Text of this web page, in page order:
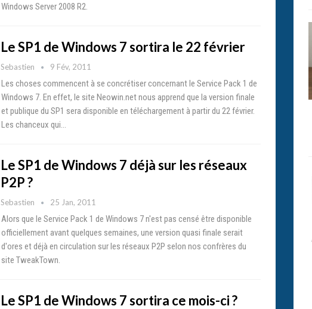
Windows Server 2008 R2.
Le SP1 de Windows 7 sortira le 22 février
Sebastien 9 Fév, 2011
Les choses commencent à se concrétiser concernant le Service Pack 1 de
Windows 7. En effet, le site Neowin.net nous apprend que la version finale
et publique du SP1 sera disponible en téléchargement à partir du 22 février.
Les chanceux qui…
Le SP1 de Windows 7 déjà sur les réseaux
P2P ?
Sebastien 25 Jan, 2011
Alors que le Service Pack 1 de Windows 7 n'est pas censé être disponible
officiellement avant quelques semaines, une version quasi finale serait
d'ores et déjà en circulation sur les réseaux P2P selon nos confrères du
site TweakTown.
Le SP1 de Windows 7 sortira ce mois-ci ?